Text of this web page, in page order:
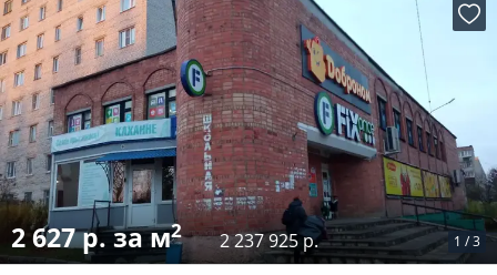
1 /3
2 627 р. за м2 2 237 925 р.